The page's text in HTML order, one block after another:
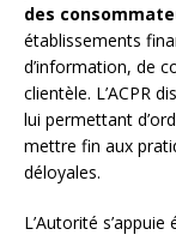
des
établissements
d’information, de
clientèle. L’ACPR
lui permettant
mettre fin aux
déloyales.
L’Autorité